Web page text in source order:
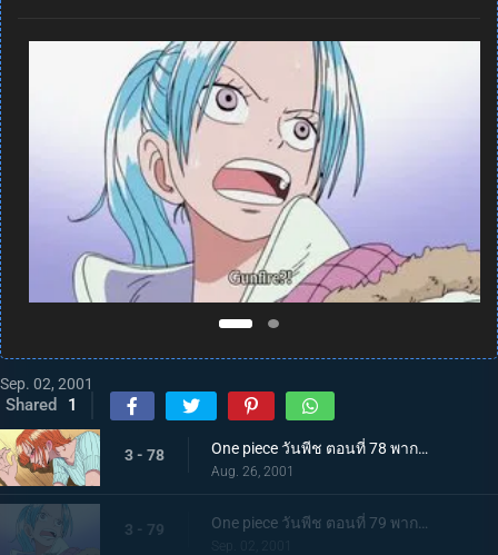
Sep. 02, 2001
Shared 1
3 - 78 One piece วันพีช ตอนที่ 78 พากย์ไทย นามิไม่สบายงั้นเหรอ? อีกฟากฝั่งของหิมะที่ตกในทะเล
Aug. 26, 2001
3 - 79
Sep. 02, 2001